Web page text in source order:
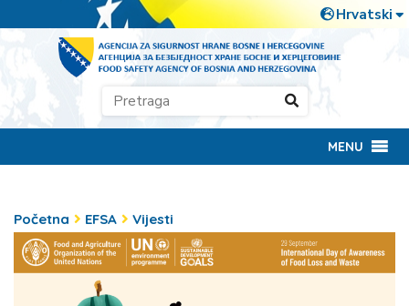
MENU
Početna EFSA Vijesti